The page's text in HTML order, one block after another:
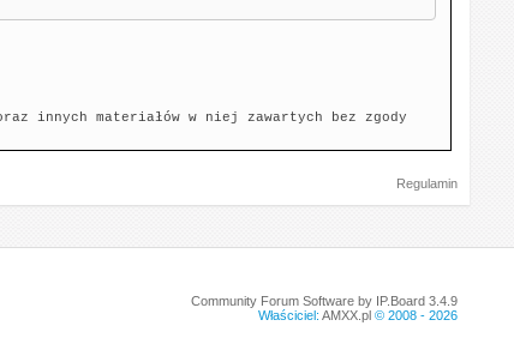
innych materiałów w niej zawartych bez zgody
Regulamin
Community Forum Software by IP.Board 3.4.9
Właściciel: AMXX.pl© 2008 - 2026